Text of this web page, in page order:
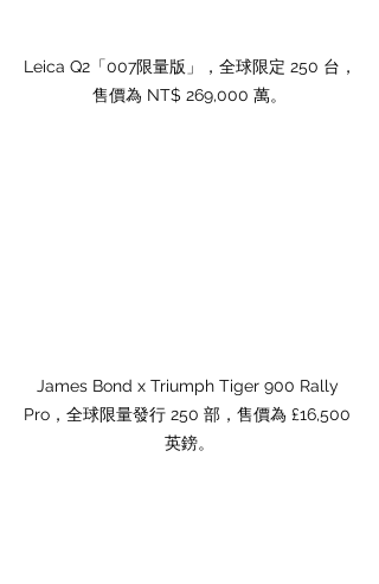
Leica Q2「007限量版」，全球限定 250 台，
售價為 NT$ 269,000 萬。
James Bond x Triumph Tiger 900 Rally
Pro，全球限量發行 250 部，售價為 £16,500
英鎊。